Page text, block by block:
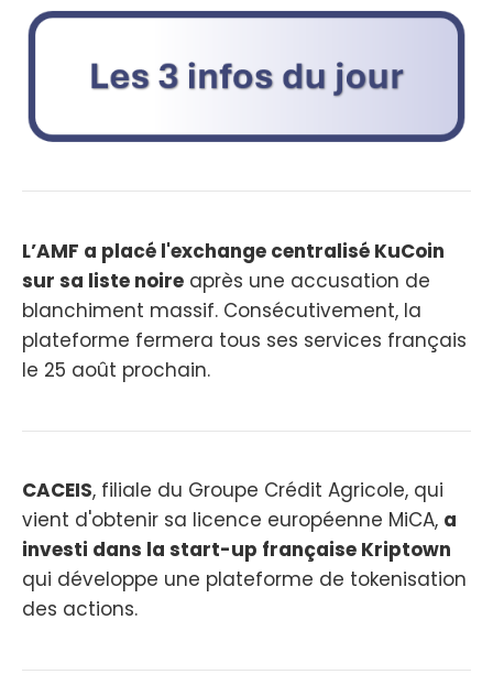
L’AMF a placé l'exchange centralisé KuCoin
sur sa liste noire après une accusation de
blanchiment massif. Consécutivement, la
plateforme fermera tous ses services français
le 25 août prochain.
CACEIS, filiale du Groupe Crédit Agricole, qui
vient d'obtenir sa licence européenne MiCA, a
investi dans la start-up française Kriptown
qui développe une plateforme de tokenisation
des actions.